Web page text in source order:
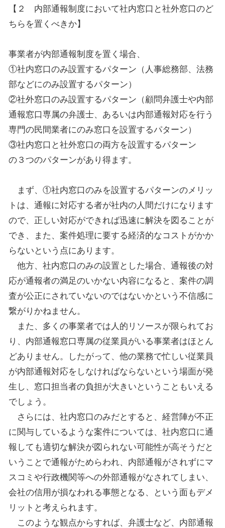
【２ 内部通報制度において社内窓口と社外窓口のど
ちらを置くべきか】
事業者が内部通報制度を置く場合、
①社内窓口のみ設置するパターン（人事総務部、法務
部などにのみ設置するパターン）
②社外窓口のみ設置するパターン（顧問弁護士や内部
通報窓口専属の弁護士、あるいは内部通報対応を行う
専門の民間業者にのみ窓口を設置するパターン）
③社内窓口と社外窓口の両方を設置するパターン
の３つのパターンがあり得ます。
まず、①社内窓口のみを設置するパターンのメリッ
トは、通報に対応する者が社内の人間だけになります
ので、正しい対応ができれば迅速に解決を図ることが
でき、また、案件処理に要する経済的なコストがかか
らないという点にあります。
他方、社内窓口のみの設置とした場合、通報後の対
応が通報者の満足のいかない内容になると、案件の調
査が公正にされていないのではないかという不信感に
繋がりかねません。
また、多くの事業者では人的リソースが限られてお
り、内部通報窓口専属の従業員がいる事業者はほとん
どありません。したがって、他の業務で忙しい従業員
が内部通報対応をしなければならないという場面が発
生し、窓口担当者の負担が大きいということもいえる
でしょう。
さらには、社内窓口のみだとすると、経営陣が不正
に関与しているような案件については、社内窓口に通
報しても適切な解決が図られない可能性が高そうだと
いうことで通報がためらわれ、内部通報がされずにマ
スコミや行政機関等への外部通報がなされてしまい、
会社の信用が損なわれる事態となる、という面もデメ
リットと考えられます。
このような観点からすれば、弁護士など、内部通報